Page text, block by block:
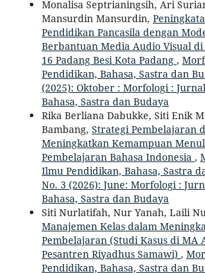
Monalisa Septrianingsih, Ari
Mansurdin Mansurdin,
Pendidikan Pancasila dengan
Berbantuan Media Audio Visual di
16 Padang Besi Kota Padang ,
Pendidikan, Bahasa, Sastra dan
(2025): Oktober : Morfologi :
Bahasa, Sastra dan Budaya
Rika Berliana Dabukke, Siti Enik
Bambang, Strategi Pembelajaran
Meningkatkan Kemampuan
Pembelajaran Bahasa Indonesia ,
Ilmu Pendidikan, Bahasa, Sastra
No. 3 (2026): June: Morfologi :
Bahasa, Sastra dan Budaya
Siti Nurlatifah, Nur Yanah, Laili
Manajemen Kelas dalam
Pembelajaran (Studi Kasus di MA
Pesantren Riyadhus Samawi) ,
Pendidikan, Bahasa, Sastra dan